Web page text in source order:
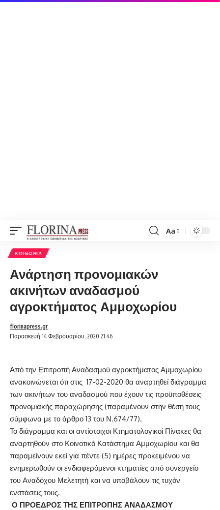
Font
Aa
ΚΟΙΝΩΝΊΑ
Ανάρτηση προνομιακών
ακινήτων αναδασμού
αγροκτήματος Αμμοχωρίου
Παρασκευή 14 Φεβρουαρίου, 2020 21:46
florinapress.gr
Από την Επιτροπή Αναδασμού αγροκτήματος Αμμοχωρίου
ανακοινώνεται ότι στις 17-02-2020 θα αναρτηθεί διάγραμμα
των ακινήτων του αναδασμού που έχουν τις προϋποθέσεις
προνομιακής παραχώρησης (παραμένουν στην θέση τους
σύμφωνα με το άρθρο 13 του Ν.674/77).
Το διάγραμμα και οι αντίστοιχοι Κτηματολογικοί Πίνακες θα
αναρτηθούν στο Κοινοτικό Κατάστημα Αμμοχωρίου και θα
παραμείνουν εκεί για πέντε (5) ημέρες προκειμένου να
ενημερωθούν οι ενδιαφερόμενοι κτηματίες από συνεργείο
του Αναδόχου Μελετητή και να υποβάλουν τις τυχόν
ενστάσεις τους.
Ο ΠΡΟΕΔΡΟΣ ΤΗΣ ΕΠΙΤΡΟΠΗΣ ΑΝΑΔΑΣΜΟΥ